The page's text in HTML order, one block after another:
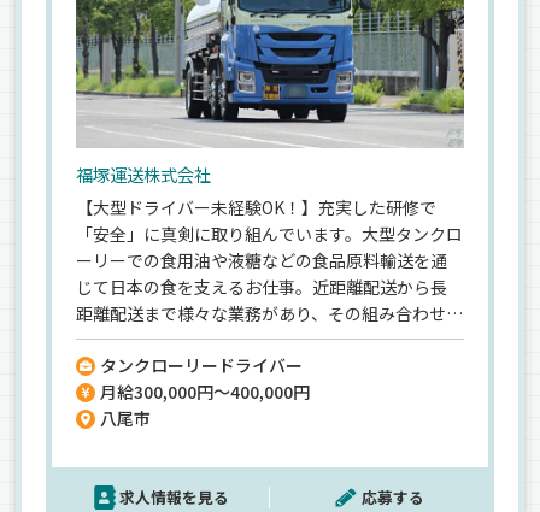
福塚運送株式会社
【大型ドライバー未経験OK！】充実した研修で
「安全」に真剣に取り組んでいます。大型タンクロ
ーリーでの食用油や液糖などの食品原料輸送を通
じて日本の食を支えるお仕事。近距離配送から長
距離配送まで様々な業務があり、その組み合わせを
工夫して、働きやすい職場を目指しています。小さ
なお子様のいる人は近畿地区メインで、日帰り運
行。稼ぎたくなったら出勤日を増やしたり…長距
離運行にしたり…も可◎など、運送業だからこそで
のベテラン社員の定年退職を見据えて大募集中！
気軽にご応募ください＾＾
タンクローリードライバー
月給300,000円～400,000円
八尾市
求人情報を見る 応募する